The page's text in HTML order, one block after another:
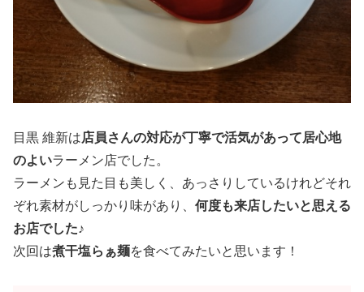
目黒 維新は店員さんの対応が丁寧で活気があって居心地
のよいラーメン店でした。
ラーメンも見た目も美しく、あっさりしているけれどそれ
ぞれ素材がしっかり味があり、 何度も来店したいと思える
お店でした♪
次回は煮干塩らぁ麺を食べてみたいと思います！